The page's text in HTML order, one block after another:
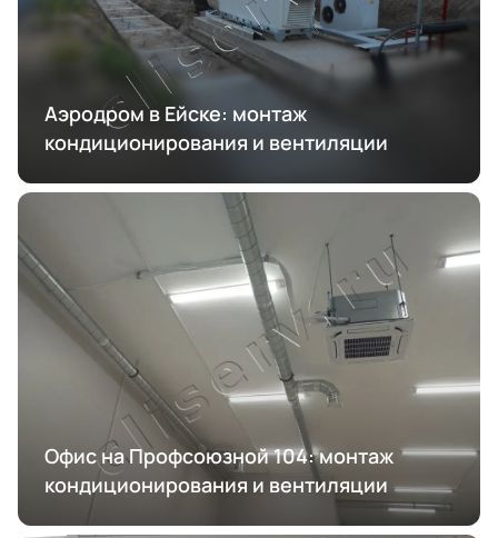
Аэродром в Ейске: монтаж
кондиционирования и вентиляции
Офис на Профсоюзной 104: монтаж
кондиционирования и вентиляции